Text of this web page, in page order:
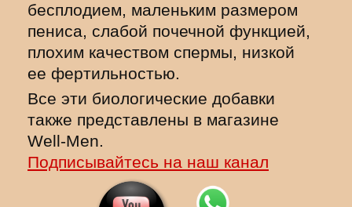
бесплодием, маленьким размером
пениса, слабой почечной функцией,
плохим качеством спермы, низкой
ее фертильностью.
Все эти биологические добавки
также представлены в магазине
Well-Men.
Подписывайтесь на наш канал